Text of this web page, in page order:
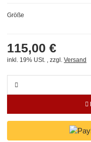
Größe
115,00 €
inkl. 19% USt. , zzgl. Versand